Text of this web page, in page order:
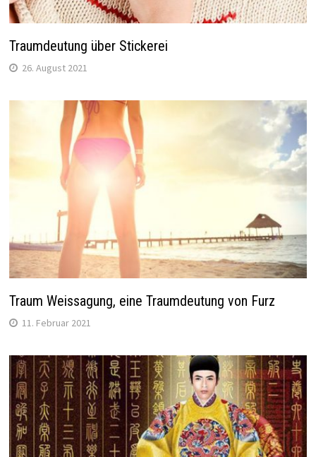
Traumdeutung über Stickerei
26. August 2021
Traum Weissagung, eine Traumdeutung von Furz
11. Februar 2021